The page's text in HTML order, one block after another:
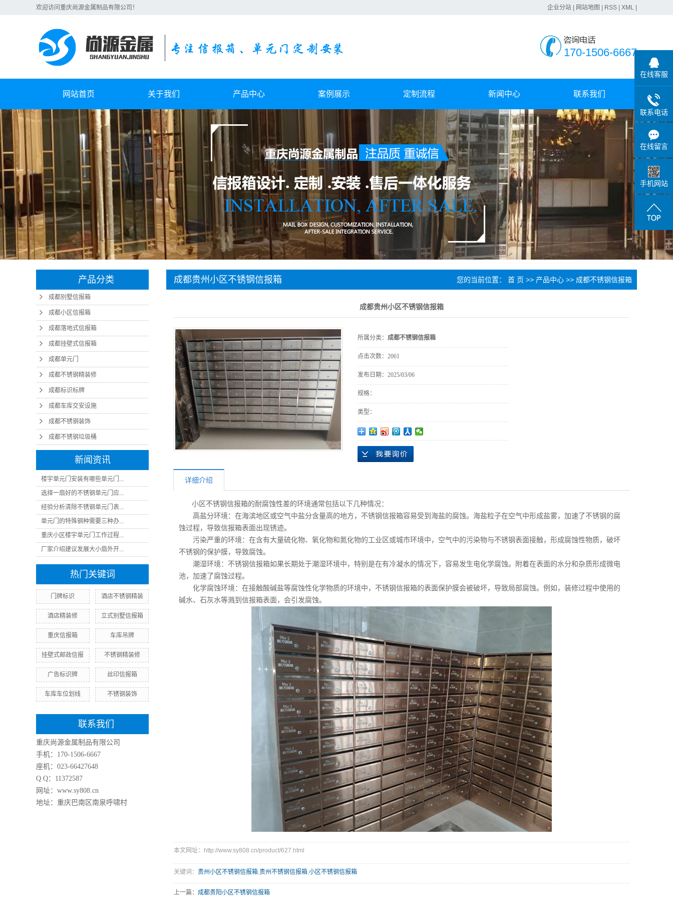
欢迎访问重庆尚源金属制品有限公司！ 企业分站 网站地图 RSS XML
170-1506-6667
网站首页 关于我们
公司简介
联系我们
产品中心
成都别墅信报箱
成都小区信报箱
成都落地式信报箱
成都挂壁式信报箱
成都单元门
成都不锈钢精装修
成都标识标牌
成都车库交安设施
成都不锈钢装饰
成都不锈钢垃圾桶
案例展示
设备展示
定制流程 新闻中心
公司动态
行业动态
常见问题
联系我们
产品分类
成都别墅信报箱
成都小区信报箱
成都落地式信报箱
成都挂壁式信报箱
成都单元门
成都不锈钢精装修
成都标识标牌
成都车库交安设施
成都不锈钢装饰
成都不锈钢垃圾桶
新闻资讯
楼宇单元门安装有哪些单元门...
选择一扇好的不锈钢单元门应...
经验分析清除不锈钢单元门表...
单元门的特殊钢种需要三种办...
重庆小区楼宇单元门工作过程...
厂家介绍建议发展大小扇外开...
热门关键词
门牌标识 酒店不锈钢精装
酒店精装修 立式别墅信报箱
重庆信报箱 车库吊牌
挂壁式邮政信报 不锈钢精装修
广告标识牌 丝印信报箱
车库车位划线 不锈钢装饰
联系我们
重庆尚源金属制品有限公司
手机：170-1506-6667
座机：023-66427648
Q Q：11372587
网址：www.sy808.cn
地址：重庆巴南区南泉呼啸村
成都贵州小区不锈钢信报箱 您的当前位置： 首 页 >> 产品中心 >> 成都不锈钢信报箱
成都贵州小区不锈钢信报箱
所属分类： 成都不锈钢信报箱
点击次数： 2061
发布日期： 2025/03/06
规格：
类型：
详细介绍
小区不锈钢信报箱的耐腐蚀性差的环境通常包括以下几种情况：
高盐分环境：在海滨地区或空气中盐分含量高的地方，不锈钢信报箱容易受到海盐的腐蚀。海盐粒子在空气中形成盐雾，加速了不锈钢的腐
蚀过程，导致信报箱表面出现锈迹。
污染严重的环境：在含有大量硫化物、氧化物和氮化物的工业区或城市环境中，空气中的污染物与不锈钢表面接触，形成腐蚀性物质，破坏
不锈钢的保护膜，导致腐蚀。
潮湿环境：不锈钢信报箱如果长期处于潮湿环境中，特别是在有冷凝水的情况下，容易发生电化学腐蚀。附着在表面的水分和杂质形成微电
池，加速了腐蚀过程。
化学腐蚀环境：在接触酸碱盐等腐蚀性化学物质的环境中，不锈钢信报箱的表面保护膜会被破坏，导致局部腐蚀。例如，装修过程中使用的
碱水、石灰水等溅到信报箱表面，会引发腐蚀。
本文网址：http://www.sy808.cn/product/627.html
关键词： 贵州小区不锈钢信报箱,贵州不锈钢信报箱,小区不锈钢信报箱
上一篇： 成都贵阳小区不锈钢信报箱
在线客服
联系电话
在线留言
手机网站